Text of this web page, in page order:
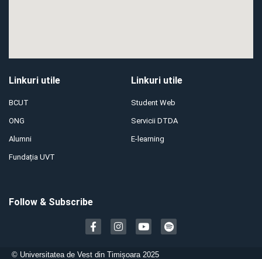
Linkuri utile
BCUT
ONG
Alumni
Fundația UVT
Linkuri utile
Student Web
Servicii DTDA
E-learning
Follow & Subscribe
© Universitatea de Vest din Timișoara 2025